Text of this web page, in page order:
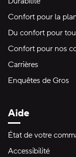
Confort pour la
Du confort pour
Confort pour nos
Carrières
Enquêtes de Gros
Aide
État de votre
Accessibilité